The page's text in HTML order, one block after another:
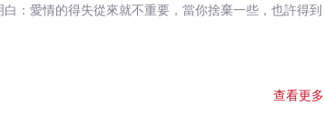
：愛情的得失從來就不重要，當你捨棄一些，也許得到
查看更多